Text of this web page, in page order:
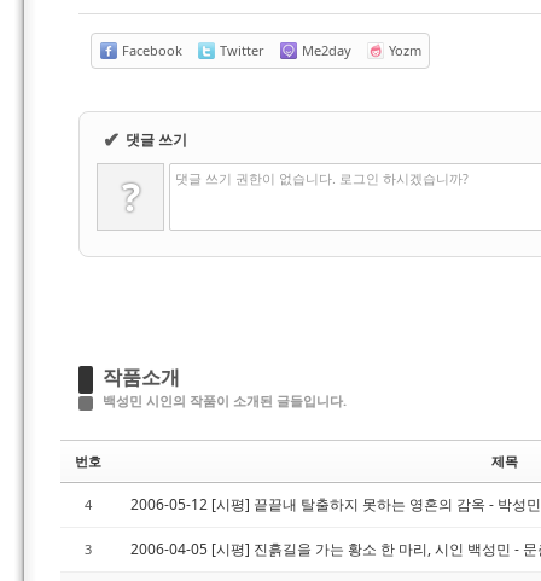
Facebook Twitter Me2day Yozm
✔ 댓글 쓰기
? 댓글 쓰기 권한이 없습니다. 로그인 하시겠습니까?
작품소개
백성민 시인의 작품이 소개된 글들입니다.
번호 제목
4 2006-05-12 [시평] 끝끝내 탈출하지 못하는 영혼의 감옥 - 박성
3 2006-04-05 [시평] 진흙길을 가는 황소 한 마리, 시인 백성민 -